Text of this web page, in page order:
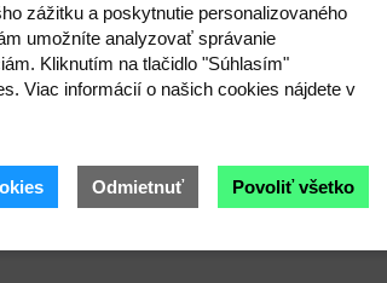
zážitku a poskytnutie personalizovaného
umožníte analyzovať správanie
Kliknutím na tlačidlo "Súhlasím"
Viac informácií o našich cookies nájdete v
Odmietnuť Povoliť všetko